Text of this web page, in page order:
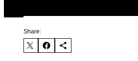
Share: